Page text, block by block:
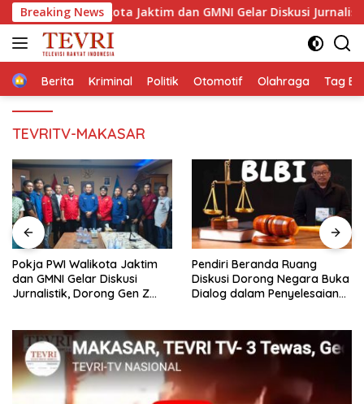
Langsung
ke
konten
Breaking News
Walikota Jaktim dan GMNI Gelar Diskusi Jurnalistik, Dorong
HomeBerita Kriminal Politik Otomotif Olahraga Tag
TEVRITV-MAKASAR
Pendiri Beranda Ruang
Diskusi Dorong Negara Buka
Dialog dalam Penyelesaian
Membaca Pancasilanomics
melalui warisan Sumitro dan
urgensi UU Perekonomian